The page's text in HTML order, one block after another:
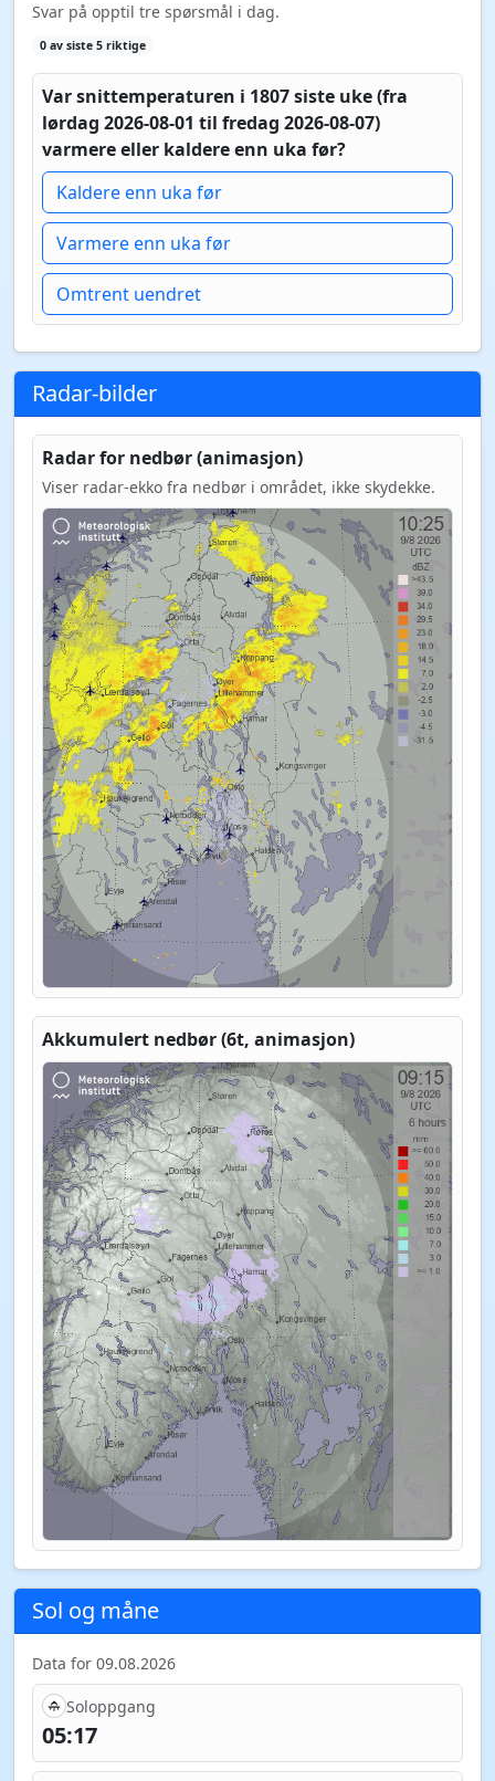
Svar på opptil tre spørsmål i dag.
0 av siste 5 riktige
Var snittemperaturen i 1807 siste uke (fra
lørdag 2026-08-01 til fredag 2026-08-07)
varmere eller kaldere enn uka før?
Kaldere enn uka før
Varmere enn uka før
Omtrent uendret
Radar-bilder
Radar for nedbør (animasjon)
Viser radar-ekko fra nedbør i området, ikke skydekke.
Akkumulert nedbør (6t, animasjon)
Sol og måne
Data for 09.08.2026
Soloppgang
05:17